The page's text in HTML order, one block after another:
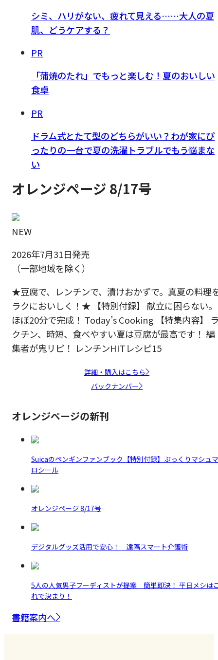
シミ、ハリがない、疲れて見える……大人の夏
肌、どうケアする？
PR
「蒲焼のたれ」でもっと楽しむ！夏のおいしい
食卓
PR
ドラム式とたて型のどちらがいい？わが家にぴ
ったりの一台で夏の洗濯トラブルでもう悩まな
い
オレンジページ 8/17号
NEW
2026年7月31日発売
（一部地域を除く）
★豆腐で、レンチンで、漬けおかずで。真夏の料理
ラクにおいしく！★ 【特別付録】 献立に困らない。
ほぼ20分で完成！ Today’s Cooking 【特集内容】
クチン、時短、食べやすい夏は豆腐が最高です！ 編
集者が鬼リピ！ レンチンHITレシピ15
詳細・購入はこちら
バックナンバー
オレンジページの新刊
Suicaのペンギンファンブック【特別付録】ぷっくりマシュマ
ロシール
オレンジページ 8/17号
デジタルグッズ活用で安心！ 遠隔スマート介護術
5人の人気男子フーディストが提案 簡単即決！ 平日メシは
れで決まり！
書籍案内へ